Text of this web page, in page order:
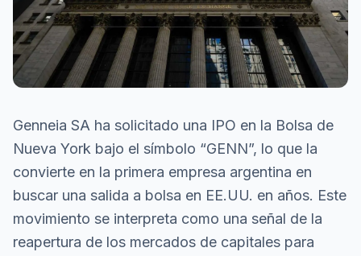
Genneia SA ha solicitado una IPO en la Bolsa de
Nueva York bajo el símbolo “GENN”, lo que la
convierte en la primera empresa argentina en
buscar una salida a bolsa en EE.UU. en años. Este
movimiento se interpreta como una señal de la
reapertura de los mercados de capitales para